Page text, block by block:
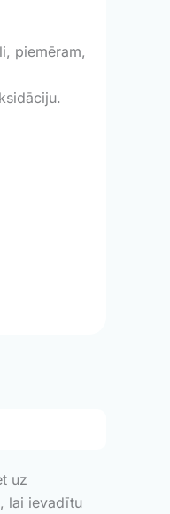
piemēram,
uz
lai ievadītu